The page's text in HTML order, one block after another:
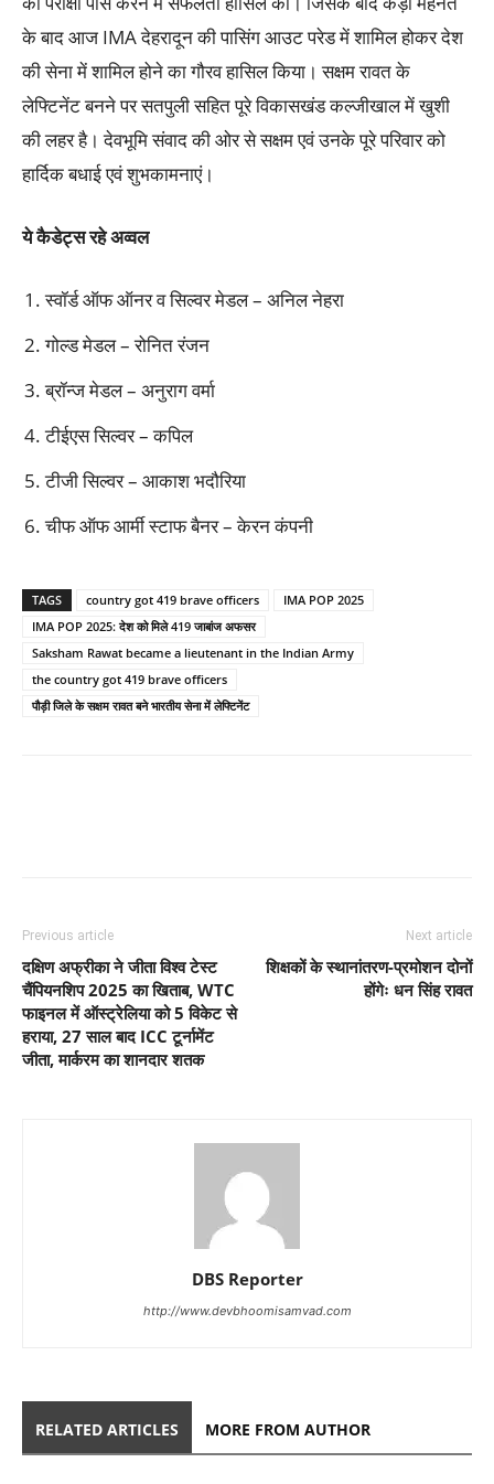
के बाद आज IMA देहरादून की पासिंग आउट परेड में शामिल होकर देश
की सेना में शामिल होने का गौरव हासिल किया। सक्षम रावत के
लेफ्टिनेंट बनने पर सतपुली सहित पूरे विकासखंड कल्जीखाल में खुशी
की लहर है। देवभूमि संवाद की ओर से सक्षम एवं उनके पूरे परिवार को
हार्दिक बधाई एवं शुभकामनाएं।
ये कैडेट्स रहे अव्वल
स्वॉर्ड ऑफ ऑनर व सिल्वर मेडल – अनिल नेहरा
गोल्ड मेडल – रोनित रंजन
ब्रॉन्ज मेडल – अनुराग वर्मा
टीईएस सिल्वर – कपिल
टीजी सिल्वर – आकाश भदौरिया
चीफ ऑफ आर्मी स्टाफ बैनर – केरन कंपनी
TAGS country got 419 brave officers
IMA POP 2025
IMA POP 2025: देश को मिले 419 जाबांज अफसर
Saksham Rawat became a lieutenant in the Indian Army
the country got 419 brave officers
पौड़ी जिले के सक्षम रावत बने भारतीय सेना में लेफ्टिनेंट
Previous article
दक्षिण अफ्रीका ने जीता विश्व टेस्ट
चैंपियनशिप 2025 का खिताब, WTC
फाइनल में ऑस्ट्रेलिया को 5 विकेट से
हराया, 27 साल बाद ICC टूर्नामेंट
जीता, मार्करम का शानदार शतक
Next article
शिक्षकों के स्थानांतरण-प्रमोशन दोनों
होंगेः धन सिंह रावत
DBS Reporter
http://www.devbhoomisamvad.com
RELATED ARTICLES MORE FROM AUTHOR